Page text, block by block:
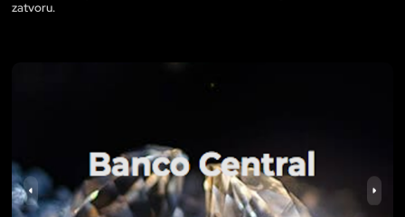
zatvoru.